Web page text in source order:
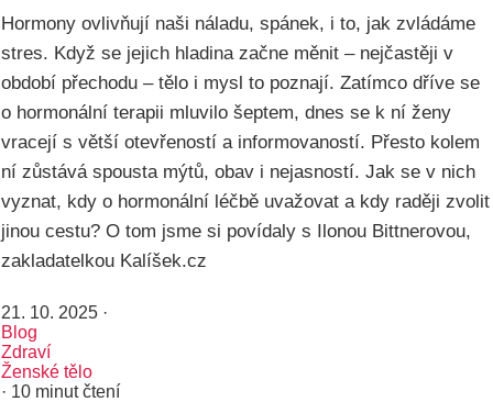
Hormony ovlivňují naši náladu, spánek, i to, jak zvládáme
stres. Když se jejich hladina začne měnit – nejčastěji v
období přechodu – tělo i mysl to poznají. Zatímco dříve se
o hormonální terapii mluvilo šeptem, dnes se k ní ženy
vracejí s větší otevřeností a informovaností. Přesto kolem
ní zůstává spousta mýtů, obav i nejasností. Jak se v nich
vyznat, kdy o hormonální léčbě uvažovat a kdy raději zvolit
jinou cestu? O tom jsme si povídaly s Ilonou Bittnerovou,
zakladatelkou Kalíšek.cz
21. 10. 2025 ·
Blog
Zdraví
Ženské tělo
· 10 minut čtení